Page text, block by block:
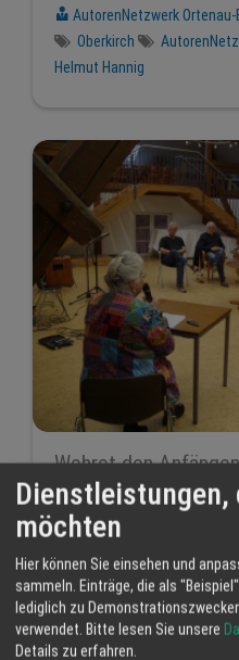
AutorenNetzwerk
Oberkirch
Helmut Hannig
Wehret den
AutorenNetzwerk
verbrannten Bücher
15 Apr 2026
AutorenNetzwerk
Achern
Demokratie
Dienstleistungen,
möchten
Hier können Sie einsehen und
sammeln. Einträge, die als
lediglich zu
verwendet. Bitte lesen Sie unsere
Details zu erfahren.